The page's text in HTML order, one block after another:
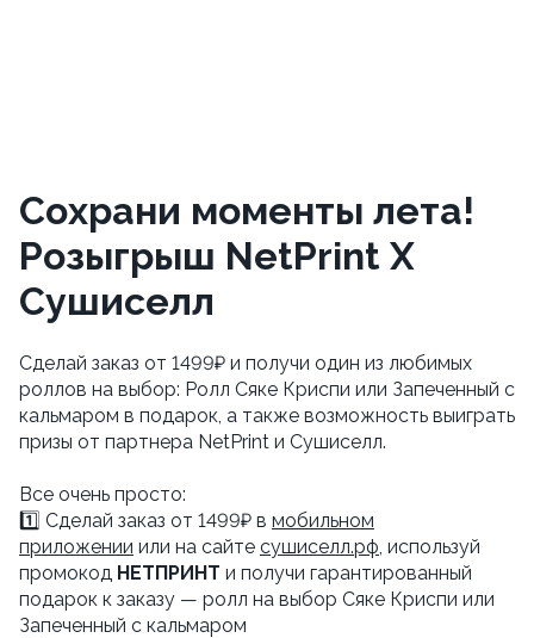
Сохрани моменты лета!
Розыгрыш NetPrint X
Сушиселл
Сделай заказ от 1499₽ и получи один из любимых
роллов на выбор: Ролл Сяке Криспи или Запеченный с
кальмаром в подарок, а также возможность выиграть
призы от партнера NetPrint и Сушиселл.
Все очень просто:
1️⃣ Сделай заказ от 1499₽ в мобильном
приложении или на сайте сушиселл.рф , используй
промокод НЕТПРИНТ и получи гарантированный
подарок к заказу — ролл на выбор Сяке Криспи или
Запеченный с кальмаром